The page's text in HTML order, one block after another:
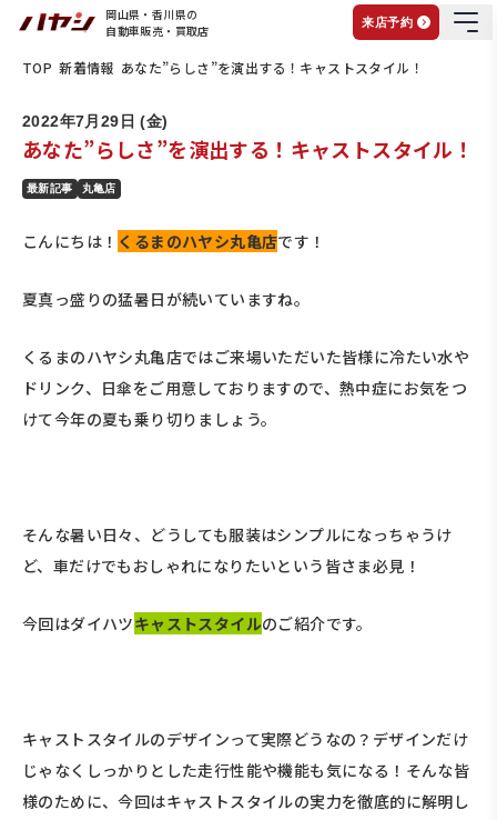
岡山県・香川県の
自動車販売・買取店
来店予約
TOP 新着情報 あなた”らしさ”を演出する！キャストスタイル！
2022年7月29日 (金)
あなた”らしさ”を演出する！キャストスタイル！
最新記事 丸亀店
こんにちは！ くるまのハヤシ丸亀店です！
夏真っ盛りの猛暑日が続いていますね。
くるまのハヤシ丸亀店ではご来場いただいた皆様に冷たい水や
ドリンク、日傘をご用意しておりますので、熱中症にお気をつ
けて今年の夏も乗り切りましょう。
そんな暑い日々、どうしても服装はシンプルになっちゃうけ
ど、車だけでもおしゃれになりたいという皆さま必見！
今回はダイハツキャストスタイルのご紹介です。
キャストスタイルのデザインって実際どうなの？デザインだけ
じゃなくしっかりとした走行性能や機能も気になる！そんな皆
様のために、今回はキャストスタイルの実力を徹底的に解明し